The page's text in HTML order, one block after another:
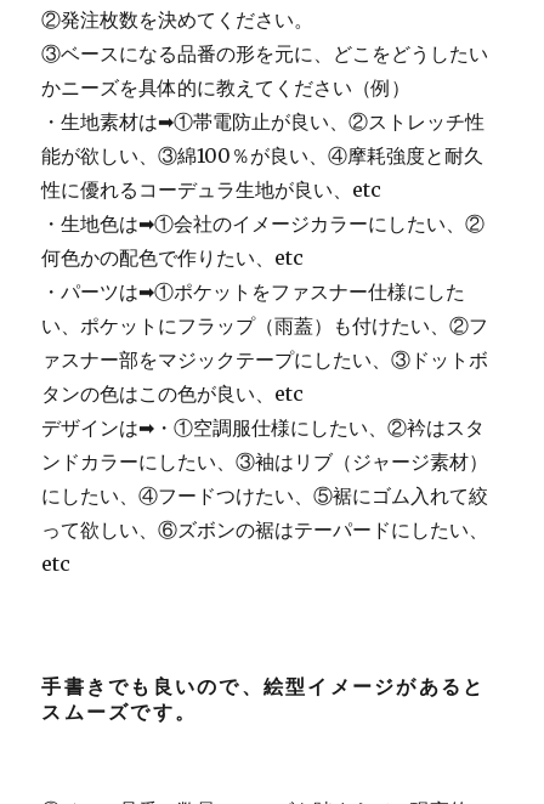
②発注枚数を決めてください。
③ベースになる品番の形を元に、どこをどうしたい
かニーズを具体的に教えてください（例）
・生地素材は➡①帯電防止が良い、②ストレッチ性
能が欲しい、③綿100％が良い、④摩耗強度と耐久
性に優れるコーデュラ生地が良い、etc
・生地色は➡①会社のイメージカラーにしたい、②
何色かの配色で作りたい、etc
・パーツは➡①ポケットをファスナー仕様にした
い、ポケットにフラップ（雨蓋）も付けたい、②フ
ァスナー部をマジックテープにしたい、③ドットボ
タンの色はこの色が良い、etc
デザインは➡・①空調服仕様にしたい、②衿はスタ
ンドカラーにしたい、③袖はリブ（ジャージ素材）
にしたい、④フードつけたい、⑤裾にゴム入れて絞
って欲しい、⑥ズボンの裾はテーパードにしたい、
etc
手書きでも良いので、絵型イメージがあると
スムーズです。